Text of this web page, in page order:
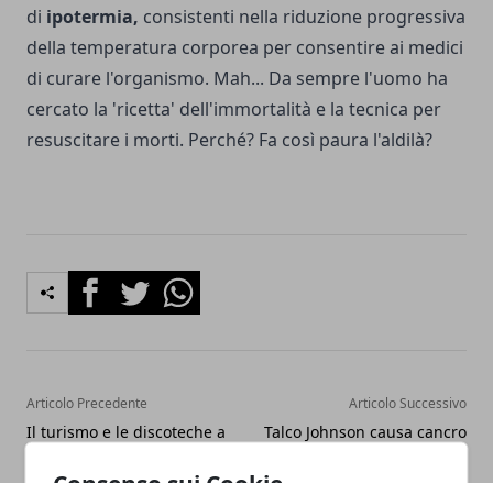
di ipotermia, consistenti nella riduzione progressiva
della temperatura corporea per consentire ai medici
di curare l'organismo. Mah... Da sempre l'uomo ha
cercato la 'ricetta' dell'immortalità e la tecnica per
resuscitare i morti. Perché? Fa così paura l'aldilà?
FacebookTwitterWhatsapp
Articolo Precedente
Il turismo e le discoteche a
Articolo Successivo
Talco Johnson causa cancro